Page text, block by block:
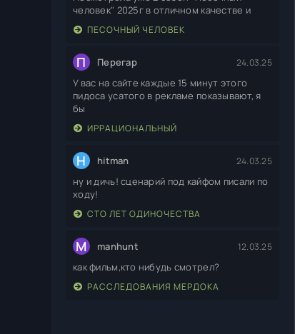
человек" 2025г в отличном качестве и
ПЕСОЧНЫЙ ЧЕЛОВЕК
П Перегар 24.03.25
У вас на сайте каждые 15 минут этого
пидоса усатого в рекламе показывают, я
бы
ИРРАЦИОНАЛЬНЫЙ
H hitman 24.03.25
ну и дичь! сценарий под кайфом писали по
ходу!
СТО ЛЕТ ОДИНОЧЕСТВА
M manhunt 12.03.25
как фильм,кто нибудь смотрел?
РАССЛЕДОВАНИЯ МЕРДОКА